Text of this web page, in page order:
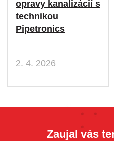
opravy kanalizácií s
technikou
Pipetronics
2. 4. 2026
Zaujal vás